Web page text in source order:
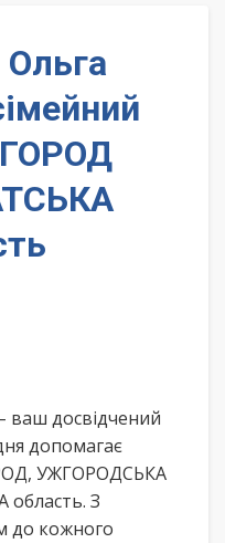
ваш досвідчений
допомагає
УЖГОРОДСЬКА
область. З
до кожного